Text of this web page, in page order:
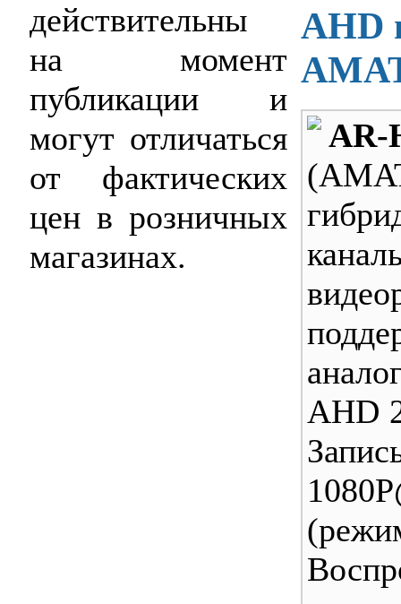
действительны
на момент
публикации и
могут отличаться
от фактических
цен в розничных
магазинах.
AHD
AR-
AHD